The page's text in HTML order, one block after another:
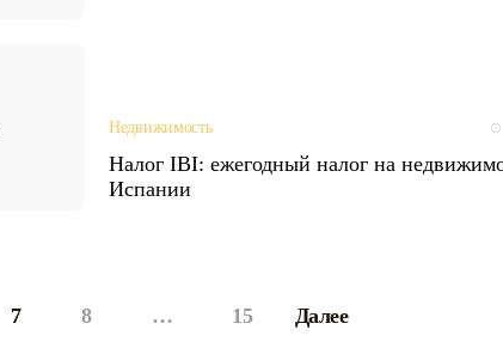
Недвижимость
Налог IBI: ежегодный налог на
Испании
7 8 … 15 Далее